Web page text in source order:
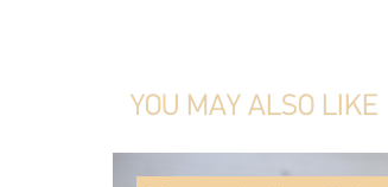
YOU MAY ALSO LIKE